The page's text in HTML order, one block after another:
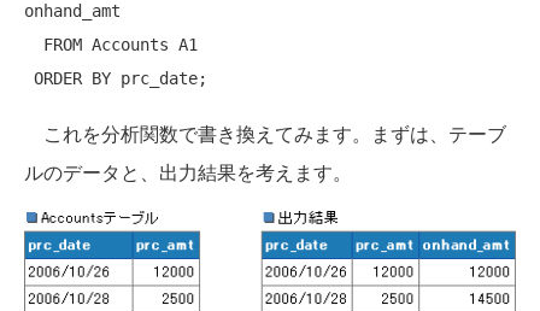
onhand_amt
FROM Accounts A1
ORDER BY
これを分析関数で書き換えてみます。まずは、テーブ
ルのデータと、出力結果を考えます。